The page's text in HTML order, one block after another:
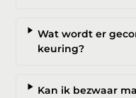
Wat wordt er
keuring?
Kan ik bezwaar